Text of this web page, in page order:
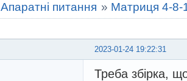
Апаратні питання » Матриця 4-8-
2023-01-24 19:22:31
Треба збірка,